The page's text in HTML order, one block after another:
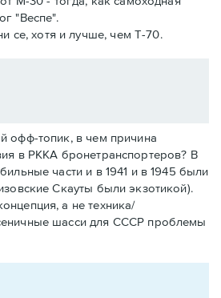
"Веспе".
се, хотя и лучше, чем Т-70.
офф-топик, в чем причина
в РККА бронетранспортеров? В
части и в 1941 и в 1945 были
Скауты были экзотикой).
а не техника/
шасси для СССР проблемы